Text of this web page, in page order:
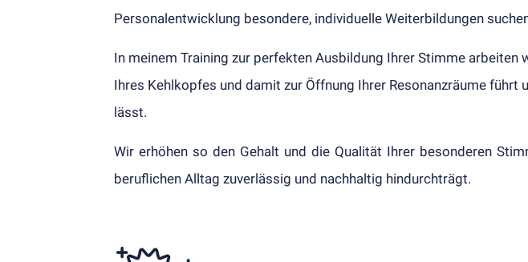
Per­sonal­ent­wicklung be­sondere, in­di­viduelle Weiter­bild­ung­en
In meinem Train­ing zur per­fekten Aus­bild­ung Ihrer Stimme
Ihres Kehl­kopfes und damit zur Öffnung Ihrer Resonanz­räume
lässt.
Wir erhöhen so den Gehalt und die Quali­tät Ihrer be­sonder­en
beruf­lich­en All­tag zuver­lässig und nach­haltig hin­durch­trägt.